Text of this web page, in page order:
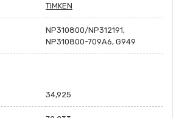
TIMKEN
NP310800/NP312191,
NP310800-709A6, G949
34,925